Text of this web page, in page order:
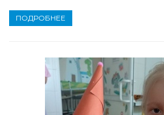
ПОДРОБНЕЕ